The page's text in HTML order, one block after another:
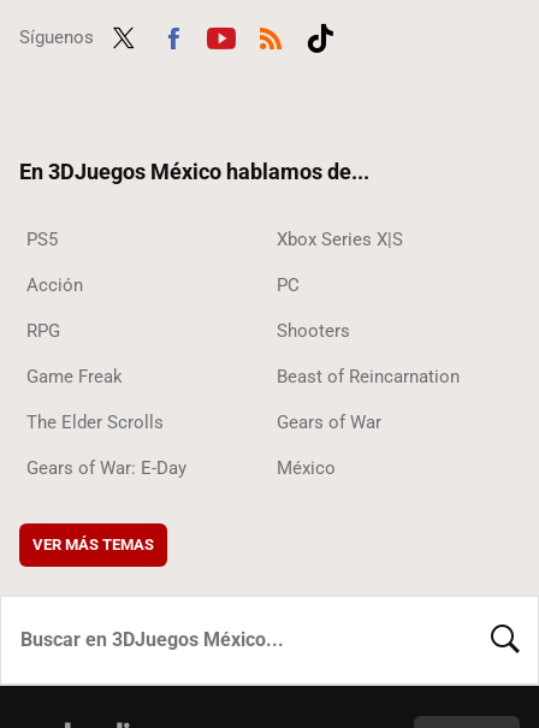
Síguenos
En 3DJuegos México hablamos de...
PS5 Xbox Series X|S
Acción PC
RPG Shooters
Game Freak Beast of Reincarnation
The Elder Scrolls Gears of War
Gears of War: E-Day México
VER MÁS TEMAS